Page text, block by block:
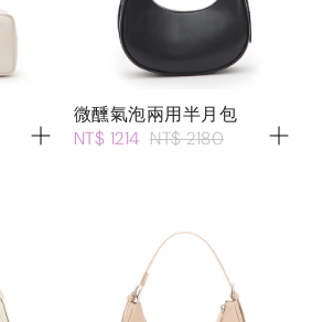
微醺氣泡兩用半月包
NT$ 1214 NT$ 2180